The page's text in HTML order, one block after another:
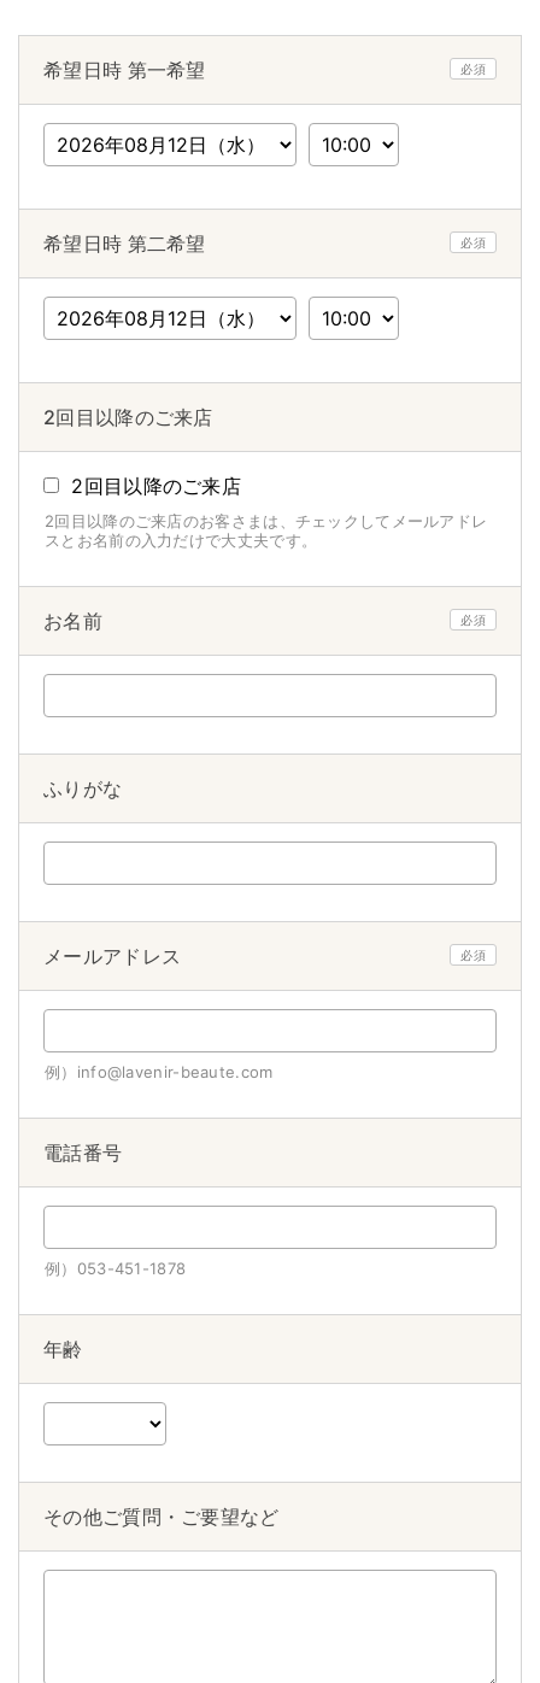
希望日時 第一希望 必須
希望日時 第二希望 必須
2回目以降のご来店
2回目以降のご来店
2回目以降のご来店のお客さまは、チェックしてメールアドレ
スとお名前の入力だけで大丈夫です。
お名前 必須
ふりがな
メールアドレス 必須
例）info@lavenir-beaute.com
電話番号
例）053-451-1878
年齢
その他ご質問・ご要望など